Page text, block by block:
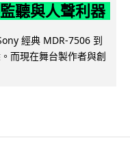
聽與人聲利器
經典 MDR-7506 到
而現在舞台製作者與創